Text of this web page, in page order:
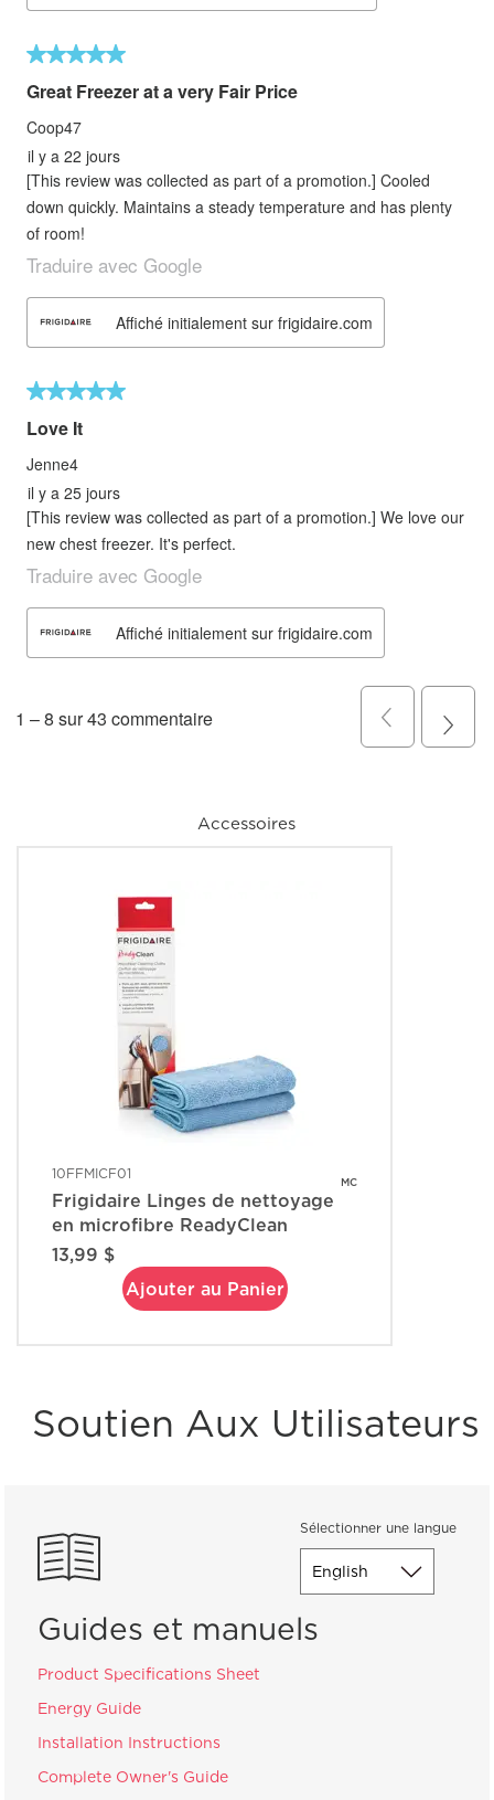
Accessoires
10FFMICF01
Frigidaire Linges de nettoyage
en microfibre ReadyClean
MC
13,99 $
Ajouter au Panier
Soutien Aux Utilisateurs
Sélectionner une langue
Guides et manuels
Product Specifications Sheet
Energy Guide
Installation Instructions
Complete Owner's Guide